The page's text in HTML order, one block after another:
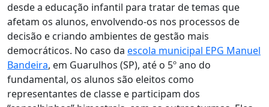
desde a educação infantil para tratar de temas que
afetam os alunos, envolvendo-os nos processos de
decisão e criando ambientes de gestão mais
democráticos. No caso da escola municipal EPG Manuel
Bandeira, em Guarulhos (SP), até o 5º ano do
fundamental, os alunos são eleitos como
representantes de classe e participam dos